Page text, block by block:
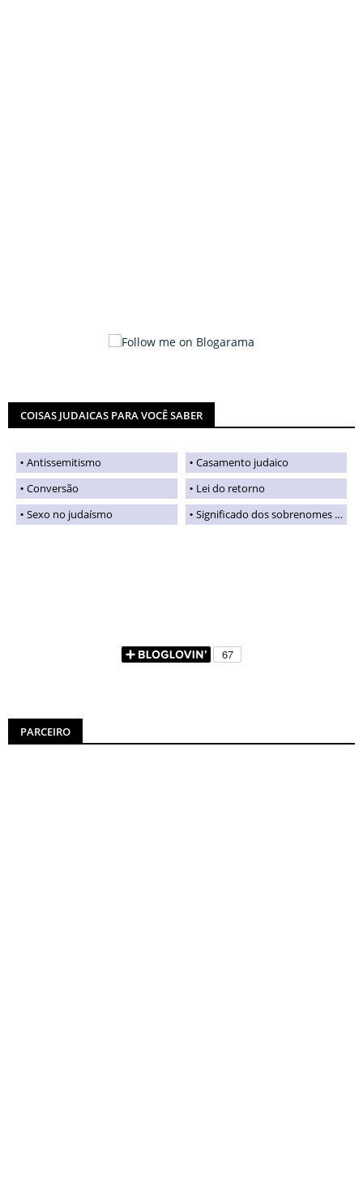
COISAS JUDAICAS PARA VOCÊ SABER
Antissemitismo
Casamento judaico
Conversão
Lei do retorno
Sexo no judaísmo
Significado dos sobrenomes judaicos
PARCEIRO